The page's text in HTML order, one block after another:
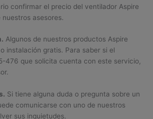
confirmar el precio del ventilador Aspire
asesores.
Algunos de nuestros productos Aspire
instalación gratis. Para saber si el
476 que solicita cuenta con este servicio,
Si tiene alguna duda o pregunta sobre un
comunicarse con uno de nuestros
sus inquietudes.